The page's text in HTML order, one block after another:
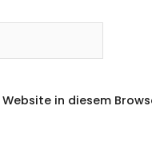
in diesem